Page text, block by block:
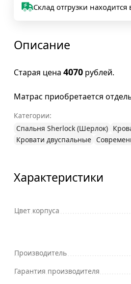
Склад отгрузки находится
Описание
Старая цена 4070 рублей.
Матрас приобретается
Категории:
Спальня Sherlock (Шерлок)
Кровати двуспальные
Характеристики
Цвет корпуса
Производитель
Гарантия производителя